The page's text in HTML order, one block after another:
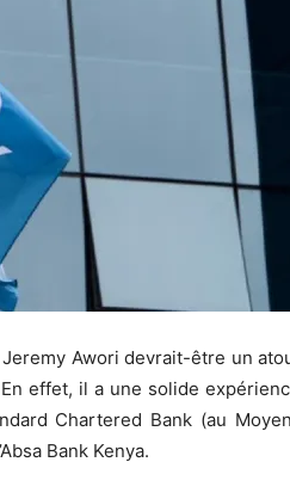
Jeremy Awori devrait-être un
effet, il a une solide
Chartered Bank (au
Bank Kenya.